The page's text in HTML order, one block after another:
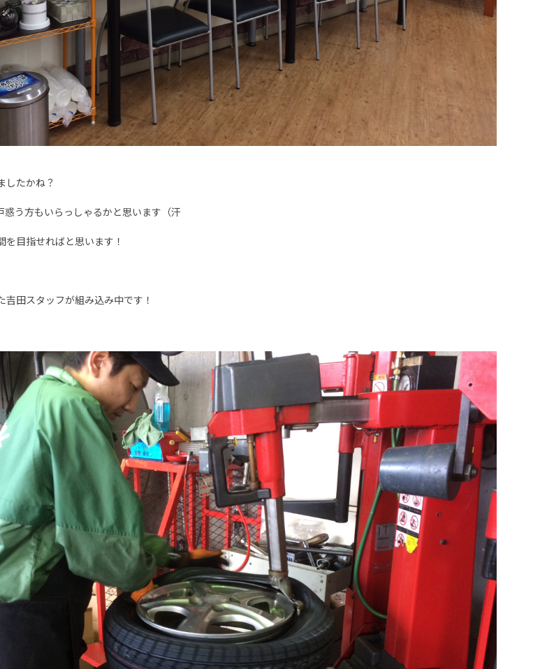
したかね？
惑う方もいらっしゃるかと思います（汗
目指せればと思います！
吉田スタッフが組み込み中です！